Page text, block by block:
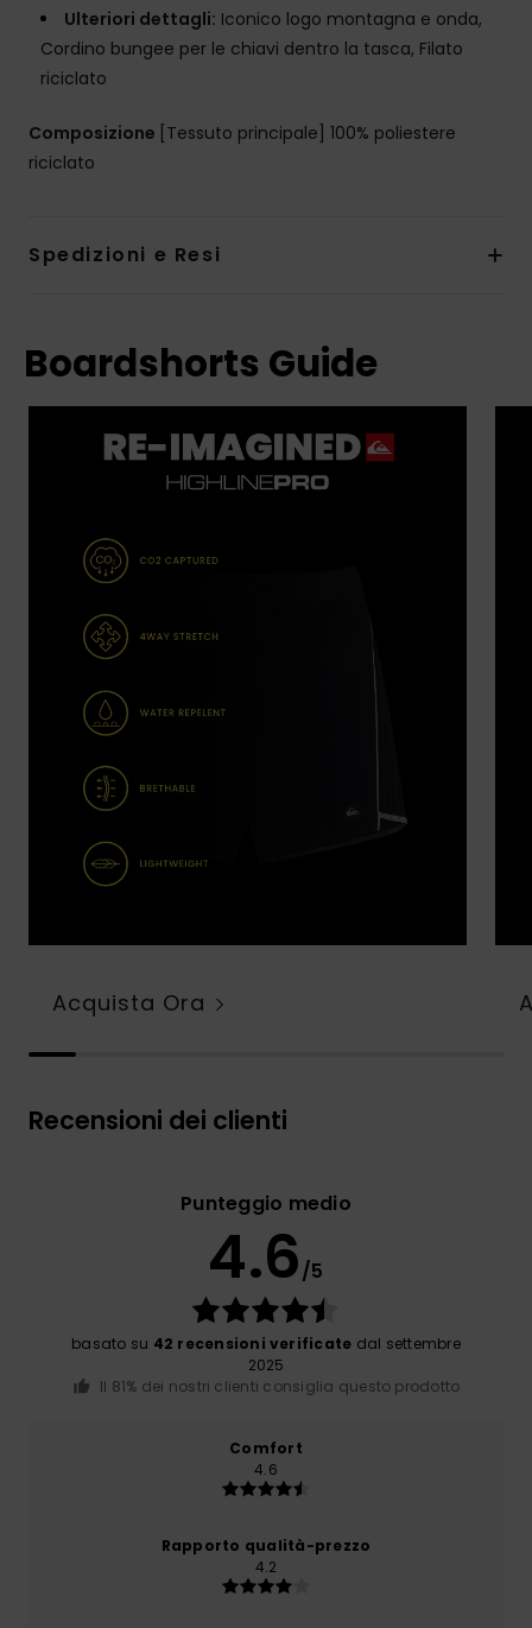
Ulteriori dettagli: Iconico logo montagna e onda,
Cordino bungee per le chiavi dentro la tasca, Filato
riciclato
Composizione [Tessuto principale] 100% poliestere
riciclato
Spedizioni e Resi
Boardshorts Guide
Acquista Ora
Recensioni dei clienti
Punteggio medio
4.6/5
basato su 42 recensioni verificate dal settembre
2025
Il 81% dei nostri clienti consiglia questo prodotto
Comfort
4.6
Rapporto qualità-prezzo
4.2